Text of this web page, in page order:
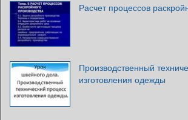
Расчет процессов
Производственный
изготовления одежды